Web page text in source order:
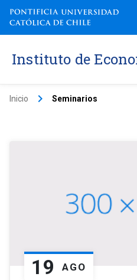
Instituto de
Inicio keyboard_arrow_right Seminarios
19 AGO